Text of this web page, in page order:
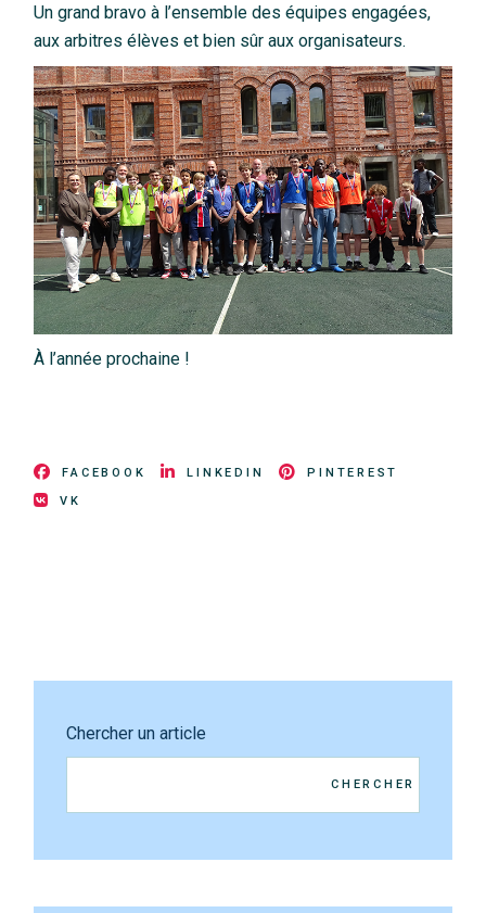
Un grand bravo à l’ensemble des équipes engagées,
aux arbitres élèves et bien sûr aux organisateurs.
À l’année prochaine !
FACEBOOK LINKEDIN
PINTEREST
VK
Chercher un article
CHERCHER